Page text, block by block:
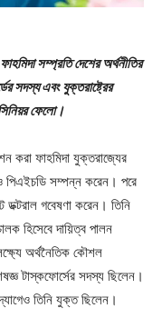
সম্প্রতি দেশের অর্থনীতির
সদস্য এবং যুক্তরাষ্ট্রের
সিনিয়র ফেলো।
করা ফাহমিদা যুক্তরাজ্যের
পিএইচডি সম্পন্ন করেন। পরে
ডক্টরাল গবেষণা করেন। তিনি
হিসেবে দায়িত্ব পালন
অর্থনৈতিক কৌশল
টাস্কফোর্সের সদস্য ছিলেন।
তিনি যুক্ত ছিলেন।